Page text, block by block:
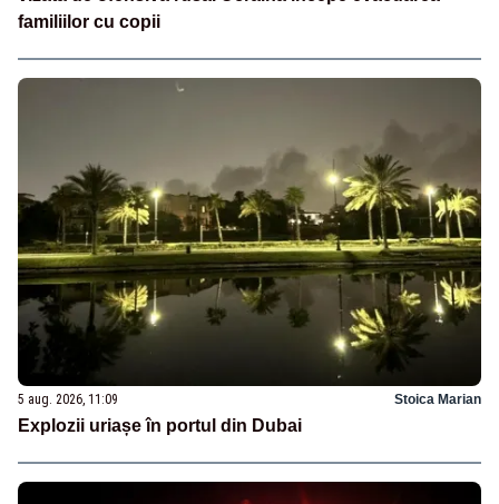
familiilor cu copii
5 aug. 2026, 11:09 Stoica Marian
Explozii uriașe în portul din Dubai